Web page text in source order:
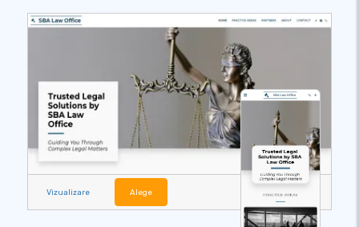
Vizualizare Alege